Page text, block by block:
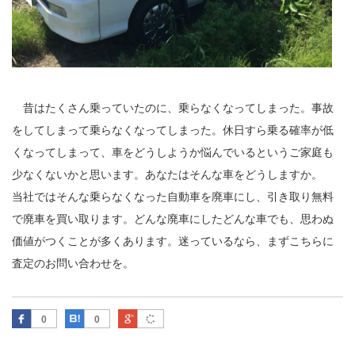
昔はたくさん乗っていたのに、乗らなくなってしまった。事故
をしてしまって乗らなくなってしまった。休日すら乗る確率が低
くなってしまって、車をどうしようか悩んでいるというご家庭も
少なくないかと思います。あなたはそんな車をどうしますか。
当社ではそんな乗らなくなった自動車を廃車にし、引き取り無料
で廃車を買い取ります。どんな廃車にしたどんな車でも、思わぬ
価値がつくことが多くあります。迷っているなら、まずこちらに
査定のお問い合わせを。
0
Facebook 0
はてなブックマーク
Google Plus